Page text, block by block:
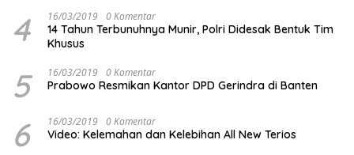
4 16/03/2019 0 Komentar
14 Tahun Terbunuhnya Munir, Polri Didesak Bentuk Tim
Khusus
5 16/03/2019 0 Komentar
Prabowo Resmikan Kantor DPD Gerindra di Banten
6 16/03/2019 0 Komentar
Video: Kelemahan dan Kelebihan All New Terios